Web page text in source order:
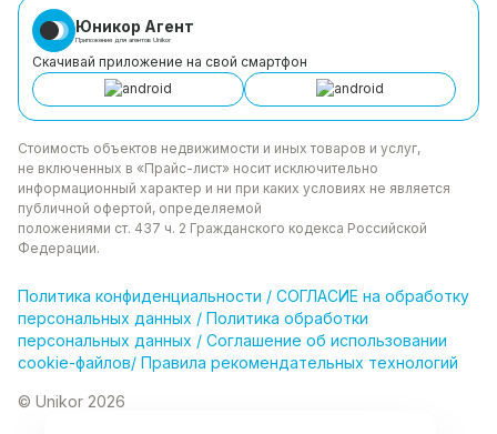
Юникор Агент
Приложение для агентов Unikor
Скачивай приложение на свой смартфон
Стоимость объектов недвижимости и иных товаров и услуг,
не включенных в «Прайс-лист» носит исключительно
информационный характер и ни при каких условиях не является
публичной офертой, определяемой
положениями ст. 437 ч. 2 Гражданского кодекса Российской
Федерации.
Политика конфиденциальности / СОГЛАСИЕ на обработку
персональных данных / Политика обработки
персональных данных / Соглашение об использовании
cookie-файлов/ Правила рекомендательных технологий
© Unikor 2026